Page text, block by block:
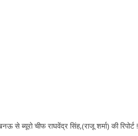
से ब्यूरो चीफ राघवेंद्र सिंह,(राजू शर्मा) की रिपोर्ट !